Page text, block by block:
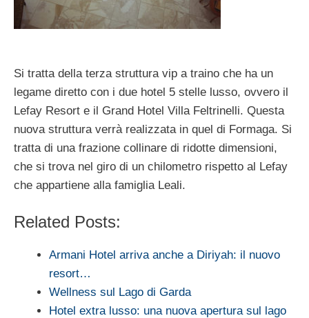
Si tratta della terza struttura vip a traino che ha un
legame diretto con i due hotel 5 stelle lusso, ovvero il
Lefay Resort e il Grand Hotel Villa Feltrinelli. Questa
nuova struttura verrà realizzata in quel di Formaga. Si
tratta di una frazione collinare di ridotte dimensioni,
che si trova nel giro di un chilometro rispetto al Lefay
che appartiene alla famiglia Leali.
Related Posts:
Armani Hotel arriva anche a Diriyah: il nuovo
resort…
Wellness sul Lago di Garda
Hotel extra lusso: una nuova apertura sul lago